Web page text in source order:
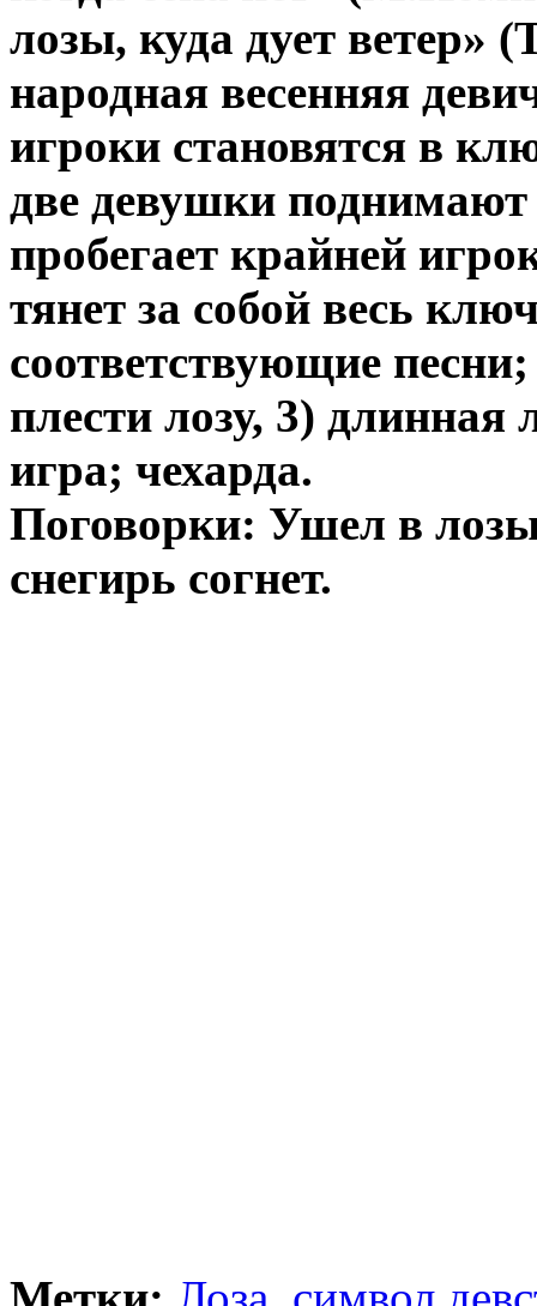
лозы, куда дует ветер»
народная весенняя
игроки становятся в
две девушки
пробегает крайней
тянет за собой весь
соответствующие
плести лозу, 3)
игра; чехарда.
Поговорки: Ушел в
снегирь согнет.